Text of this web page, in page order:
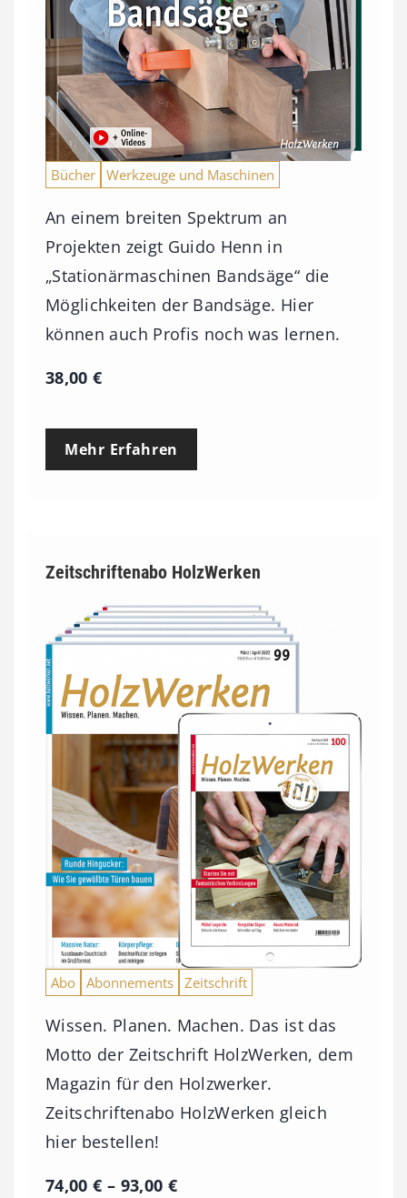
Bücher Werkzeuge und Maschinen
An einem breiten Spektrum an
Projekten zeigt Guido Henn in
„Stationärmaschinen Bandsäge“ die
Möglichkeiten der Bandsäge. Hier
können auch Profis noch was lernen.
38,00€
Mehr Erfahren
Zeitschriftenabo HolzWerken
Abo Abonnements Zeitschrift
Wissen. Planen. Machen. Das ist das
Motto der Zeitschrift HolzWerken, dem
Magazin für den Holzwerker.
Zeitschriftenabo HolzWerken gleich
hier bestellen!
74,00€ – 93,00 €P